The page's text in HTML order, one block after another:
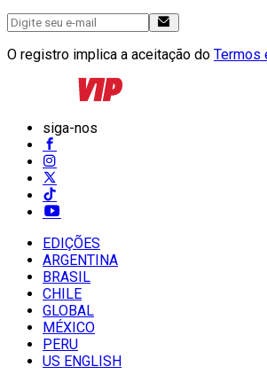
O registro implica a aceitação do Termos
siga-nos
EDIÇÕES
ARGENTINA
BRASIL
CHILE
GLOBAL
MÉXICO
PERU
US ENGLISH